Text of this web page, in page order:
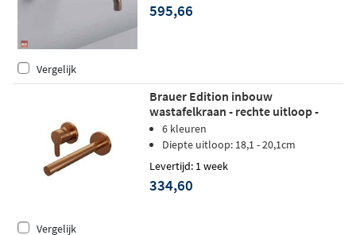
595,66
Vergelijk
Brauer Edition inbouw
wastafelkraan - rechte uitloop -
rozetten - hendel 4 links - geborsteld
koper PVD
6 kleuren
Diepte uitloop: 18,1 - 20,1cm
Levertijd: 1 week
334,60
Vergelijk